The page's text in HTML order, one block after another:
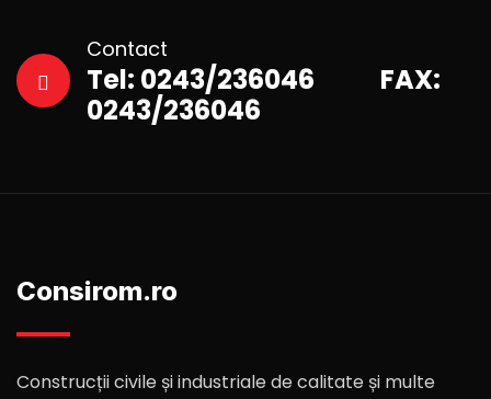
Contact
Tel: 0243/236046 FAX:
0243/236046
Consirom.ro
Construcții civile și industriale de calitate și multe